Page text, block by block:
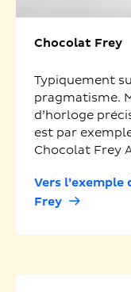
Chocolat Frey
Typiquement
pragmatisme.
d’horloge
est par
Chocolat Frey
Vers
Frey